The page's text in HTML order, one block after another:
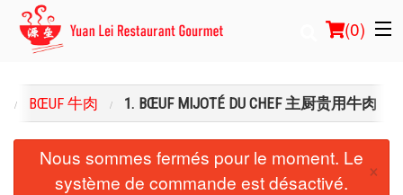
(0)
Commander en ligne
Emplacement
BŒUF 牛肉 1. BŒUF MIJOTÉ DU CHEF 主厨贵用牛肉
Nous sommes fermés pour le moment. Le
système de commande est désactivé.
×